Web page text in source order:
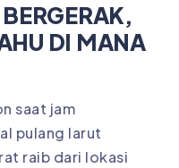
DI MANA
saat jam
pulang larut
raib dari lokasi